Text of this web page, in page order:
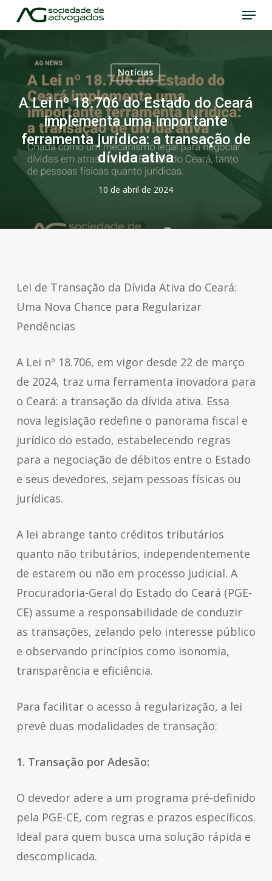
Skip
to
main
content
Menu
Notícias
A Lei nº 18.706 do Estado do Ceará
implementa uma importante
ferramenta jurídica: a transação de
dívida ativa
10 de abril de 2024
Lei de Transação da Dívida Ativa do Ceará:
Uma Nova Chance para Regularizar
Pendências
A Lei nº 18.706, em vigor desde 22 de março
de 2024, traz uma ferramenta inovadora para
o Ceará: a transação da dívida ativa. Essa
nova legislação redefine o panorama fiscal e
jurídico do estado, estabelecendo regras
para a negociação de débitos entre o Estado
e seus devedores, sejam pessoas físicas ou
jurídicas.
A lei abrange tanto créditos tributários
quanto não tributários, independentemente
de estarem ou não em processo judicial. A
Procuradoria-Geral do Estado do Ceará (PGE-
CE) assume a responsabilidade de conduzir
as transações, zelando pelo interesse público
e observando princípios como isonomia,
transparência e eficiência.
Para facilitar o acesso à regularização, a lei
prevê duas modalidades de transação:
1. Transação por Adesão:
O devedor adere a um programa pré-definido
pela PGE-CE, com regras e prazos específicos.
Ideal para quem busca uma solução rápida e
descomplicada.